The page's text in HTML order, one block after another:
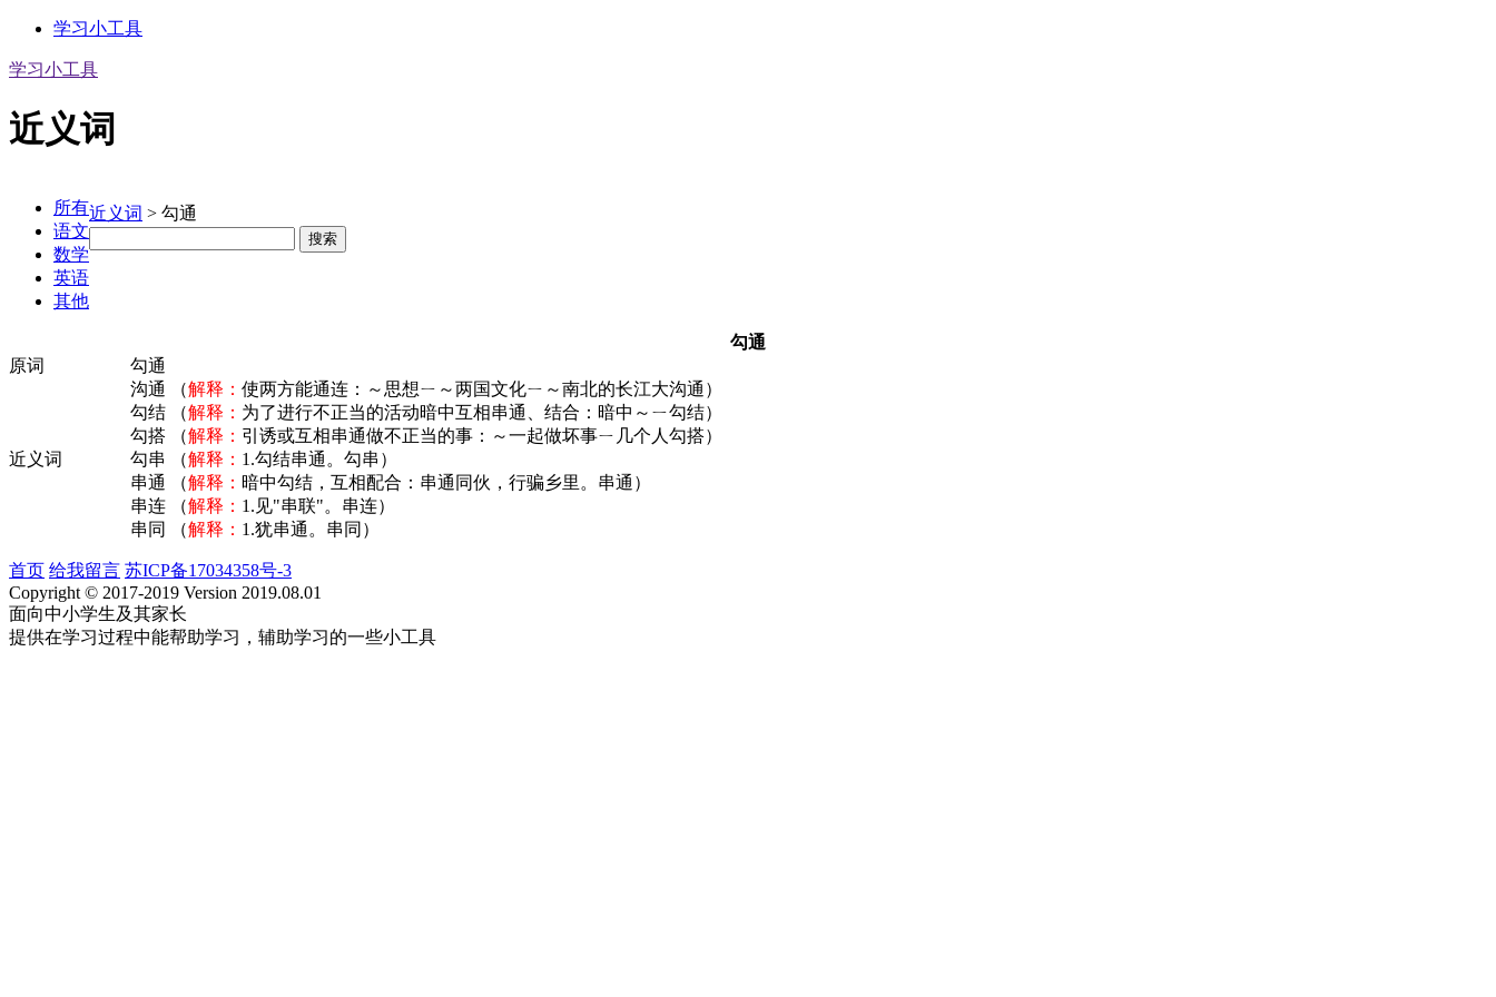
学习小工具
学习小工具
近义词
所有
语文
数学
英语
其他
近义词 > 勾通
搜索
勾通
原词
勾通
近义词
沟通 （解释： 使两方能通连：～思想ㄧ～两国文化ㄧ～南北的长江大沟通）
勾结 （解释： 为了进行不正当的活动暗中互相串通、结合：暗中～ㄧ勾结）
勾搭 （解释： 引诱或互相串通做不正当的事：～一起做坏事ㄧ几个人勾搭）
勾串 （解释： 1.勾结串通。勾串）
串通 （解释： 暗中勾结，互相配合：串通同伙，行骗乡里。串通）
串连 （解释： 1.见"串联"。串连）
串同 （解释： 1.犹串通。串同）
首页 给我留言 苏ICP备17034358号-3
Copyright © 2017-2019 Version 2019.08.01
面向中小学生及其家长
提供在学习过程中能帮助学习，辅助学习的一些小工具